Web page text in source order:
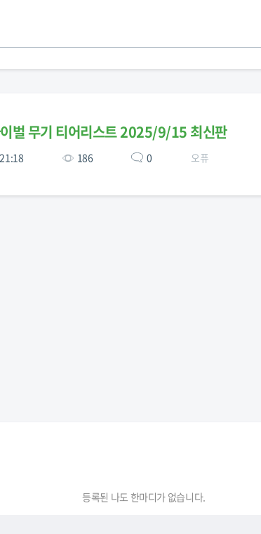
벌 무기 티어리스트 2025/9/15 최신판
186 0 오퓨
등록된 나도 한마디가 없습니다.